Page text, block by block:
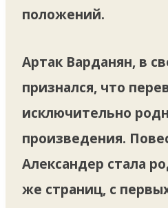
положений.
Артак Варданян, в
признался, что
исключительно
произведения.
Александер стала
же страниц, с